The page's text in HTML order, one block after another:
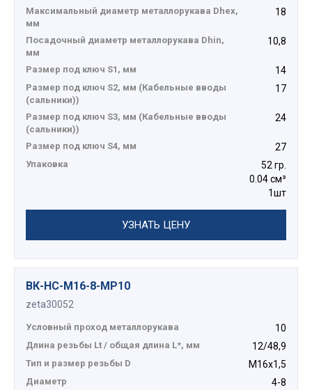
Максимальный диаметр металлорукава Dhex,
мм
18
Посадочный диаметр металлорукава Dhin,
мм
10,8
Размер под ключ S1, мм 14
Размер под ключ S2, мм (Кабельные вводы
(сальники))
17
Размер под ключ S3, мм (Кабельные вводы
(сальники))
24
Размер под ключ S4, мм 27
Упаковка
52 гр.
0.04 см³
1шт
УЗНАТЬ ЦЕНУ
ВК-НС-М16-8-МР10
zeta30052
Условный проход металлорукава 10
Длина резьбы Lt / общая длина L*, мм 12/48,9
Тип и размер резьбы D М16х1,5
Диаметр 4-8